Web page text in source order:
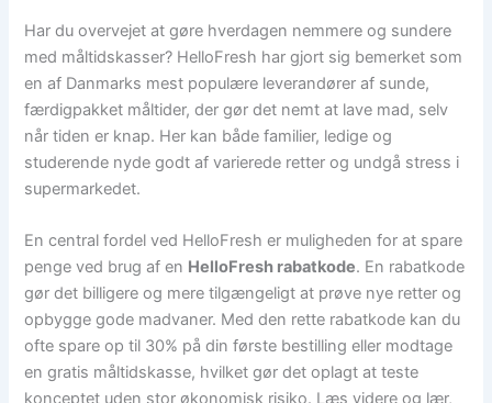
Har du overvejet at gøre hverdagen nemmere og sundere
med måltidskasser? HelloFresh har gjort sig bemerket som
en af Danmarks mest populære leverandører af sunde,
færdigpakket måltider, der gør det nemt at lave mad, selv
når tiden er knap. Her kan både familier, ledige og
studerende nyde godt af varierede retter og undgå stress i
supermarkedet.
En central fordel ved HelloFresh er muligheden for at spare
penge ved brug af en HelloFresh rabatkode. En rabatkode
gør det billigere og mere tilgængeligt at prøve nye retter og
opbygge gode madvaner. Med den rette rabatkode kan du
ofte spare op til 30% på din første bestilling eller modtage
en gratis måltidskasse, hvilket gør det oplagt at teste
konceptet uden stor økonomisk risiko. Læs videre og lær,